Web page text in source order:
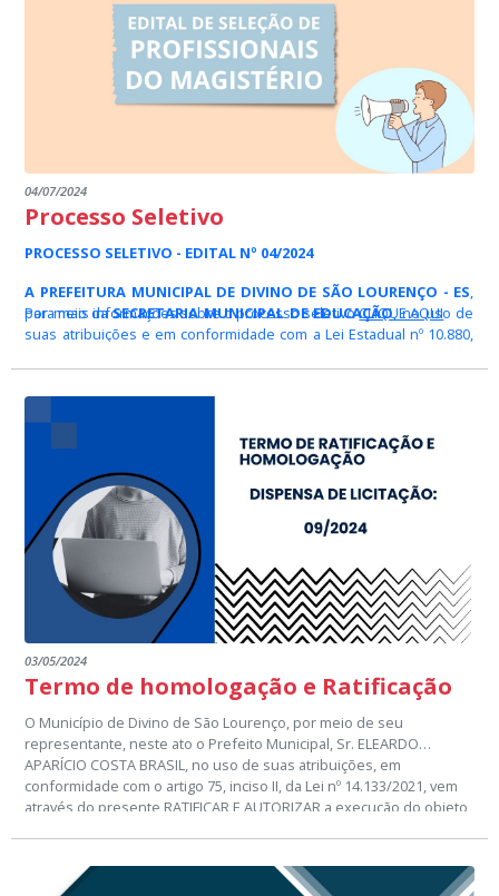
04/07/2024
Processo Seletivo
PROCESSO SELETIVO - EDITAL Nº 04/2024
A PREFEITURA MUNICIPAL DE DIVINO DE SÃO LOURENÇO - ES,
por meio daSECRETARIA MUNICIPAL DE EDUCAÇÃO, no uso de
suas atribuições e em conformidade com a Lei Estadual nº 10.880,
Programa de Concessão de Bolsas de Apoio Técnico no âmbito do
Pacto pela Aprendizagem no Espírito Santo - PAES, regulamentada
pelo Decreto nº 4346-R, de 28 de dezembro de 2018, publicado no
Diário Oficial do Espírito Santo em 31/12/2018, torna pública a
seleção de profissionais do magistériocom o objetivo de
instituir professor bolsista para atuar como Coordenador Municipal
das ações do PAES e de compor cadastro de reserva.
Para mais informações sobre o processo seletivoCLIQUE AQUI
03/05/2024
Termo de homologação e Ratificação
O Município de Divino de São Lourenço, por meio de seu
representante, neste ato o Prefeito Municipal, Sr. ELEARDO
APARÍCIO COSTA BRASIL, no uso de suas atribuições, em
conformidade com o artigo 75, inciso II, da Lei nº 14.133/2021, vem
através do presente RATIFICAR E AUTORIZAR a execução do objeto
NA PRESTAÇÃO DE SERVIÇOS DE MANUTENÇÃO PREVENTIVA E